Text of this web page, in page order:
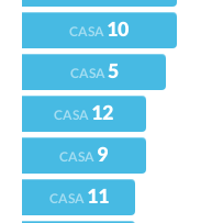
CASA 10
CASA5
CASA 12
CASA 9
CASA 11